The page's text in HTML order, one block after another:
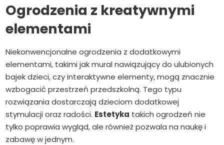
Ogrodzenia z kreatywnymi
elementami
Niekonwencjonalne ogrodzenia z dodatkowymi
elementami, takimi jak mural nawiązujący do ulubionych
bajek dzieci, czy interaktywne elementy, mogą znacznie
wzbogacić przestrzeń przedszkolną. Tego typu
rozwiązania dostarczają dzieciom dodatkowej
stymulacji oraz radości. Estetyka takich ogrodzeń nie
tylko poprawia wygląd, ale również pozwala na naukę i
zabawę w jednym.